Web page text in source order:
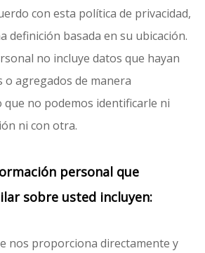
con esta política de privacidad,
definición basada en su ubicación.
no incluye datos que hayan
o agregados de manera
no podemos identificarle ni
ni con otra.
personal que
sobre usted incluyen:
nos proporciona directamente y